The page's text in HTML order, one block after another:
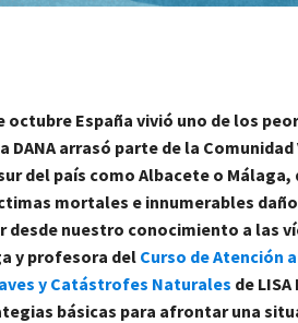
octubre España vivió uno de los
DANA arrasó parte de la
del país como Albacete o
mortales e innumerables
desde nuestro conocimiento a las
y profesora delCurso de Atención
y Catástrofes Naturales de
básicas para afrontar una